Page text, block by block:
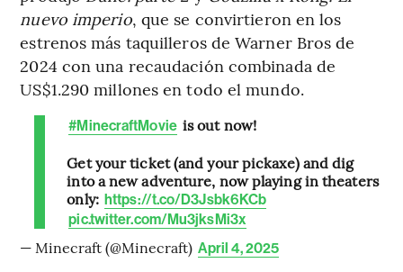
nuevo imperio, que se convirtieron en los
estrenos más taquilleros de Warner Bros de
2024 con una recaudación combinada de
US$1.290 millones en todo el mundo.
#MinecraftMovie is out now!
Get your ticket (and your pickaxe) and dig
into a new adventure, now playing in theaters
only: https://t.co/D3Jsbk6KCb
pic.twitter.com/Mu3jksMi3x
— Minecraft (@Minecraft) April 4, 2025